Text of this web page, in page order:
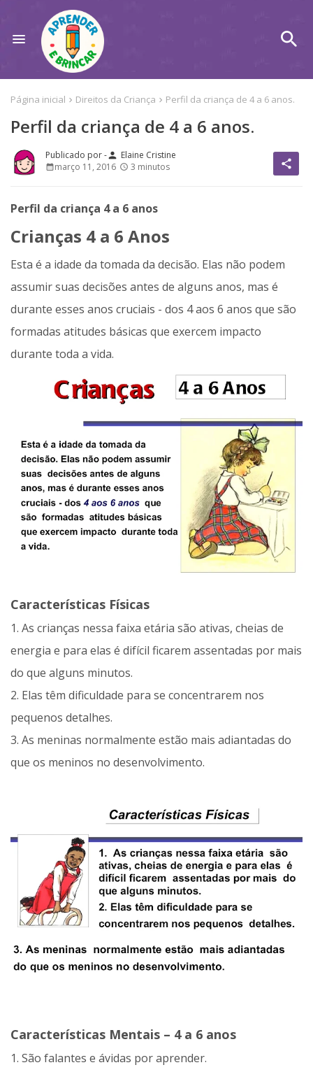
Página inicial Direitos da Criança Perfil da criança de 4 a 6 anos.
Perfil da criança de 4 a 6 anos.
person Elaine Cristine
março 11, 2016
3 minutos share
Perfil da criança 4 a 6 anos
Crianças 4 a 6 Anos
Esta é a idade da tomada da decisão. Elas não podem
assumir suas decisões antes de alguns anos, mas é
durante esses anos cruciais - dos 4 aos 6 anos que são
formadas atitudes básicas que exercem impacto
durante toda a vida.
Características Físicas
1. As crianças nessa faixa etária são ativas, cheias de
energia e para elas é difícil ficarem assentadas por mais
do que alguns minutos.
2. Elas têm dificuldade para se concentrarem nos
pequenos detalhes.
3. As meninas normalmente estão mais adiantadas do
que os meninos no desenvolvimento.
Características Mentais – 4 a 6 anos
1. São falantes e ávidas por aprender.